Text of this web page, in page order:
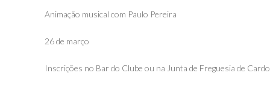
Animação musical com Paulo Pereira
26 de março
Inscrições no Bar do Clube ou na Junta de Freguesia de